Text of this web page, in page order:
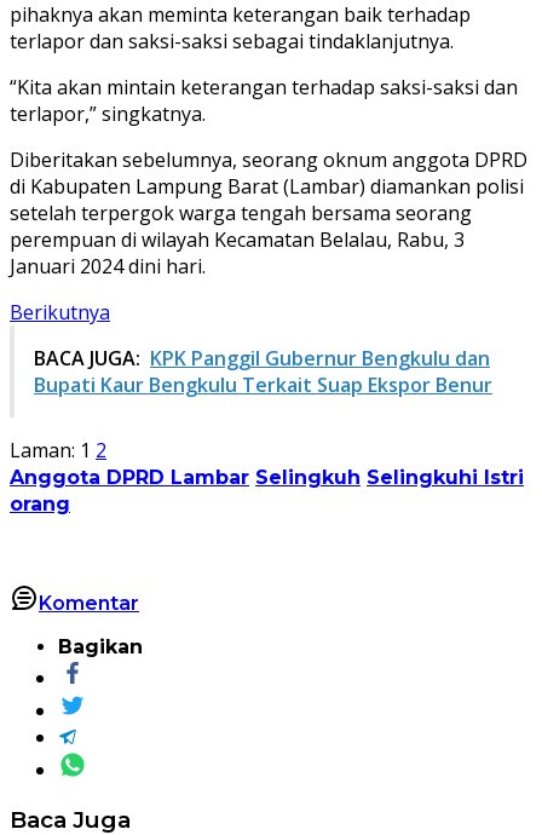
pihaknya akan meminta keterangan baik terhadap
terlapor dan saksi-saksi sebagai tindaklanjutnya.
“Kita akan mintain keterangan terhadap saksi-saksi dan
terlapor,” singkatnya.
Diberitakan sebelumnya, seorang oknum anggota DPRD
di Kabupaten Lampung Barat (Lambar) diamankan polisi
setelah terpergok warga tengah bersama seorang
perempuan di wilayah Kecamatan Belalau, Rabu, 3
Januari 2024 dini hari.
Berikutnya
BACA JUGA: KPK Panggil Gubernur Bengkulu dan
Bupati Kaur Bengkulu Terkait Suap Ekspor Benur
Laman: 1 2
Anggota DPRD Lambar Selingkuh Selingkuhi Istri
orang
Komentar
Bagikan
Baca Juga